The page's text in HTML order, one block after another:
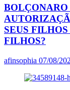
SEUS
FILHOS?
afinsophia 07/08/